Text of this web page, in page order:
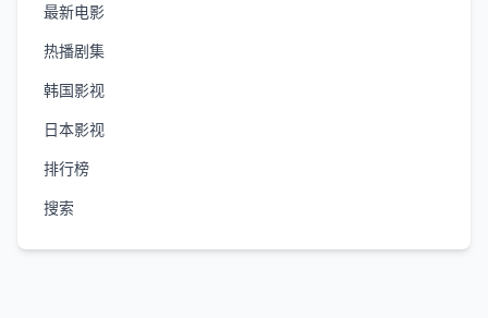
最新电影
热播剧集
韩国影视
日本影视
排行榜
搜索